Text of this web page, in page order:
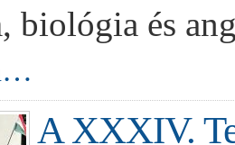
biológia és
A XXXIV.